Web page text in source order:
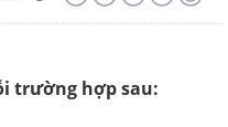
trường hợp sau: